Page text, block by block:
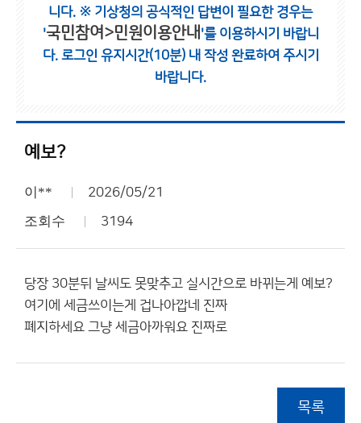
니다. ※ 기상청의 공식적인 답변이 필요한 경우는
'국민참여>민원이용안내 '를 이용하시기 바랍니
다. 로그인 유지시간(10분) 내 작성 완료하여 주시기
바랍니다.
예보?
이** 2026/05/21
조회수 3194
당장 30분뒤 날씨도 못맞추고 실시간으로 바뀌는게 예보?
여기에 세금쓰이는게 겁나아깝네 진짜
폐지하세요 그냥 세금아까워요 진짜로
목록